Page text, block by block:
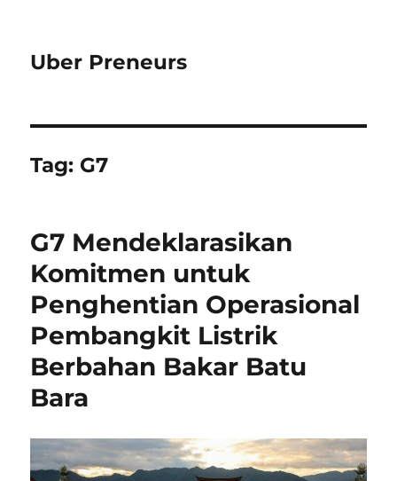
Uber Preneurs
Tag: G7
G7 Mendeklarasikan
Komitmen untuk
Penghentian Operasional
Pembangkit Listrik
Berbahan Bakar Batu
Bara